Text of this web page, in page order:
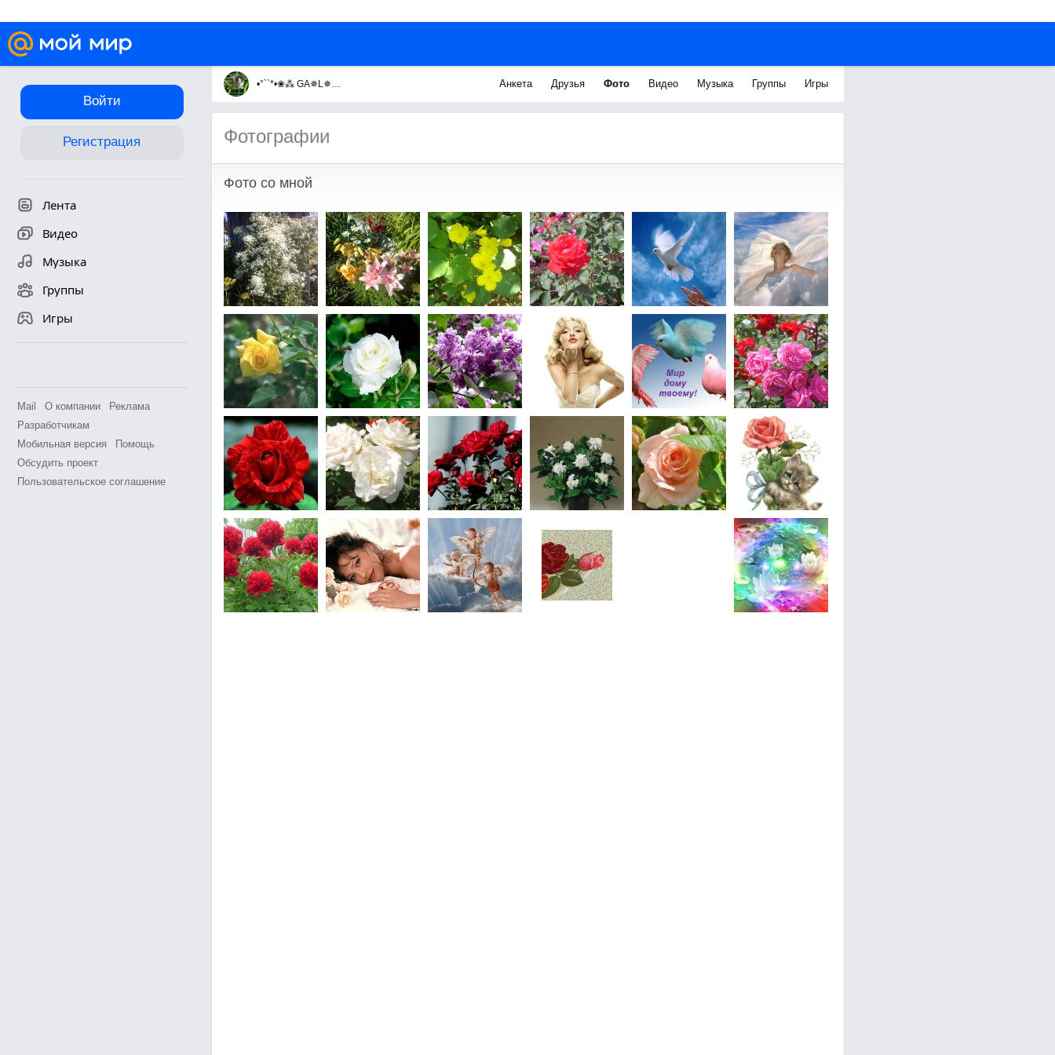
Войти
Регистрация
Лента
Видео
Музыка
Группы
Игры
Mail О компании
Реклама
Разработчикам
Мобильная версия
Помощь
Обсудить проект
Пользовательское соглашение
•°``*•❀⁂ GA✵L✵YA ⁂❀•°``*• Анкета Друзья Фото Видео Музыка Группы Игры
Фотографии
Фото со мной